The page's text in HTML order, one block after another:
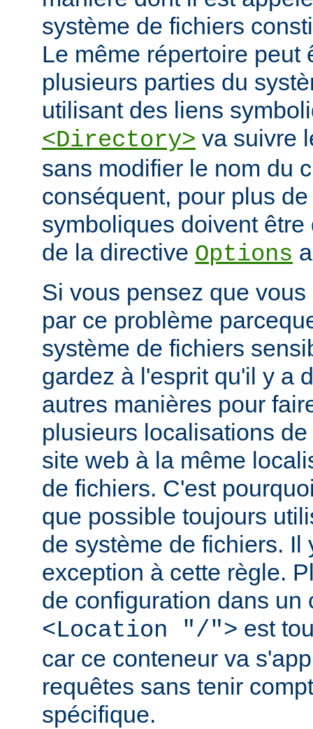
système de fichiers
Le même répertoire peut
plusieurs parties du
utilisant des liens
<Directory> va suivre
sans modifier le nom du
conséquent, pour plus
symboliques doivent
de la directive Options
Si vous pensez que
par ce problème
système de fichiers
gardez à l'esprit qu'il y a
autres manières pour
plusieurs localisations
site web à la même
de fichiers. C'est
que possible toujours
de système de fichiers. Il
exception à cette règle.
de configuration dans un
<Location "/"> est
car ce conteneur va
requêtes sans tenir
spécifique.